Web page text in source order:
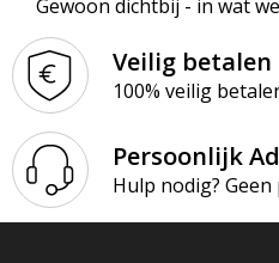
Vesten
Sweaters
T-Shirts
Veiligheidsvesten en
Gewoon dichtbij - in wat
Veilig betalen
100% veilig
Persoonlijk
Hulp nodig?